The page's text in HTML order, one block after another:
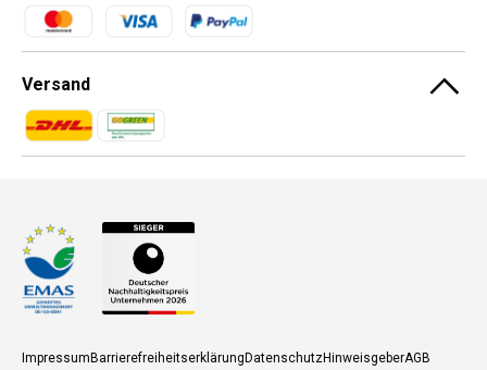
Zahlungsmethoden
Versand
Zahlungsmethoden
Zahlungsmethoden
ImpressumBarrierefreiheitserklärungDatenschutzHinweisgeberAGB